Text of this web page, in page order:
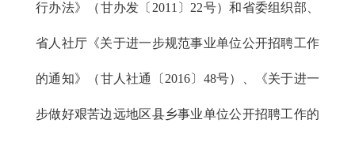
行办法》（甘办发〔2011〕22号）和省委组织部、
省人社厅《关于进一步规范事业单位公开招聘工作
的通知》（甘人社通〔2016〕48号）、《关于进一
步做好艰苦边远地区县乡事业单位公开招聘工作的